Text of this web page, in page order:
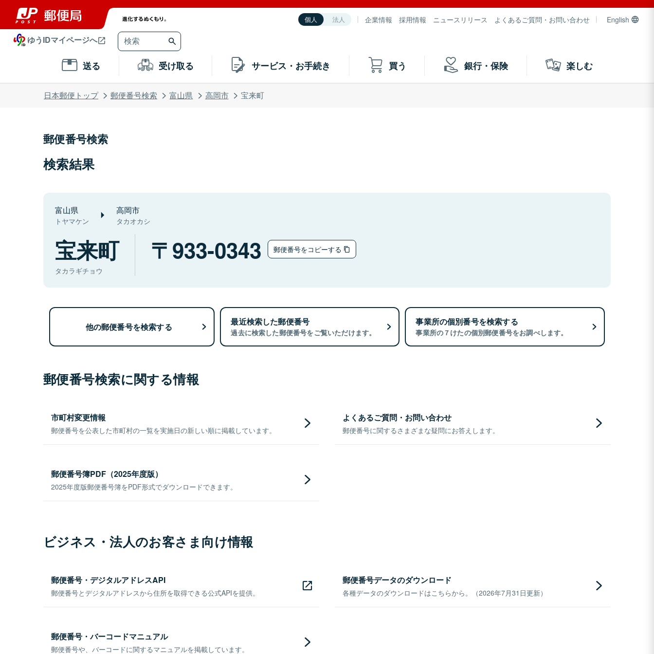
個人 法人 企業情報 採用情報 ニュースリリース よくあるご質問・お問い合わせ English
ゆうIDマイページへ
送る 受け取る サービス・お手続き 買う 銀行・保険 楽しむ
日本郵便トップ 郵便番号検索 富山県 高岡市 宝来町
郵便番号検索
検索結果
富山県
トヤマケン
高岡市
タカオカシ
宝来町
タカラギチョウ
933-0343 郵便番号をコピーする
他の郵便番号を検索する 最近検索した郵便番号
過去に検索した郵便番号をご覧いただけます。
事業所の個別番号を検索する
事業所の７けたの個別郵便番号をお調べします。
郵便番号検索に関する情報
市町村変更情報
郵便番号を公表した市町村の一覧を実施日の新しい順に掲載しています。
よくあるご質問・お問い合わせ
郵便番号に関するさまざまな疑問にお答えします。
郵便番号簿PDF（2025年度版）
2025年度版郵便番号簿をPDF形式でダウンロードできます。
ビジネス・法人のお客さま向け情報
郵便番号・デジタルアドレスAPI
郵便番号とデジタルアドレスから住所を取得できる公式APIを提供。
郵便番号データのダウンロード
各種データのダウンロードはこちらから。（2026年7月31日更新）
郵便番号・バーコードマニュアル
郵便番号や、バーコードに関するマニュアルを掲載しています。